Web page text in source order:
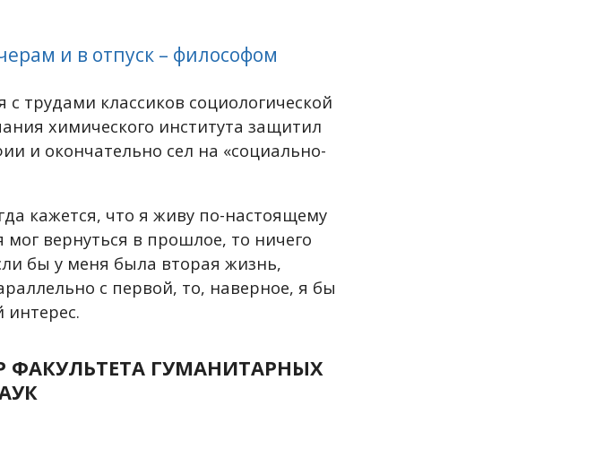
и в отпуск – философом
трудами классиков социологической
химического института защитил
и окончательно сел на «социально-
кажется, что я живу по-настоящему
вернуться в прошлое, то ничего
бы у меня была вторая жизнь,
с первой, то, наверное, я бы
интерес.
ФАКУЛЬТЕТА ГУМАНИТАРНЫХ